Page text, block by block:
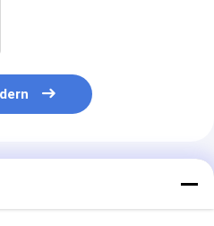
AB